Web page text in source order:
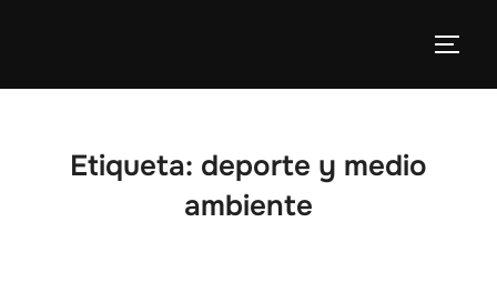
Etiqueta: deporte y medio
ambiente